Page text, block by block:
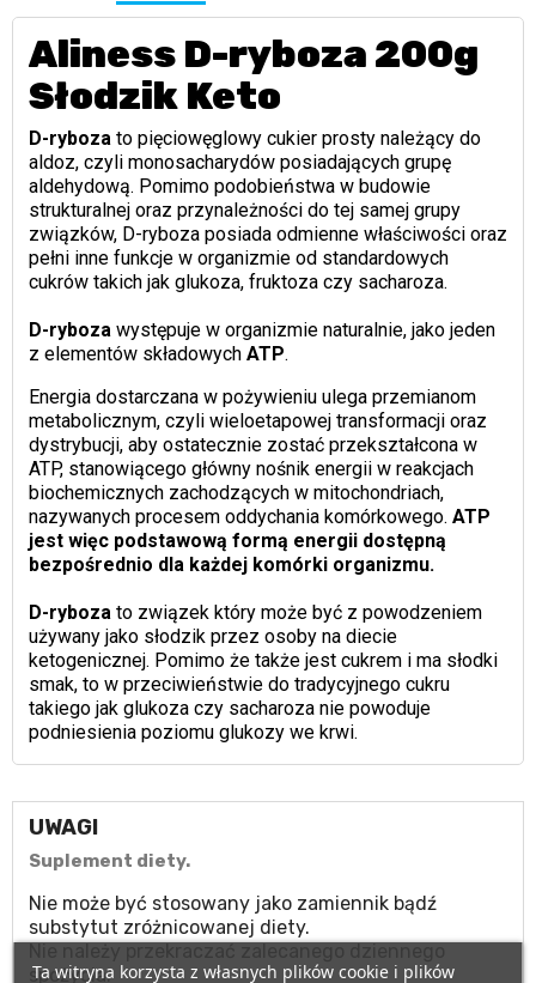
Aliness D-ryboza 200g
Słodzik Keto
D-ryboza to pięciowęglowy cukier prosty należący do
aldoz, czyli monosacharydów posiadających grupę
aldehydową. Pomimo podobieństwa w budowie
strukturalnej oraz przynależności do tej samej grupy
związków, D-ryboza posiada odmienne właściwości oraz
pełni inne funkcje w organizmie od standardowych
cukrów takich jak glukoza, fruktoza czy sacharoza.
D-ryboza występuje w organizmie naturalnie, jako jeden
z elementów składowych ATP.
Energia dostarczana w pożywieniu ulega przemianom
metabolicznym, czyli wieloetapowej transformacji oraz
dystrybucji, aby ostatecznie zostać przekształcona w
ATP, stanowiącego główny nośnik energii w reakcjach
biochemicznych zachodzących w mitochondriach,
nazywanych procesem oddychania komórkowego. ATP
jest więc podstawową formą energii dostępną
bezpośrednio dla każdej komórki organizmu.
D-ryboza to związek który może być z powodzeniem
używany jako słodzik przez osoby na diecie
ketogenicznej. Pomimo że także jest cukrem i ma słodki
smak, to w przeciwieństwie do tradycyjnego cukru
takiego jak glukoza czy sacharoza nie powoduje
podniesienia poziomu glukozy we krwi.
UWAGI
Suplement diety.
Nie może być stosowany jako zamiennik bądź
substytut zróżnicowanej diety.
spożycia.
Ta witryna korzysta z własnych plików cookie i plików